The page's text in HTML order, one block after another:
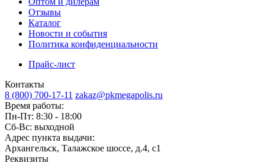
Отзывы
Каталог
Новости и события
Политика конфиденциальности
Прайс-лист
Контакты
8 (800) 700-17-11 zakaz@pkmegapolis.ru
Время работы:
Пн-Пт: 8:30 - 18:00
Сб-Вс: выходной
Адрес пункта выдачи:
Архангельск, Талажское шоссе, д.4, с1
Реквизиты